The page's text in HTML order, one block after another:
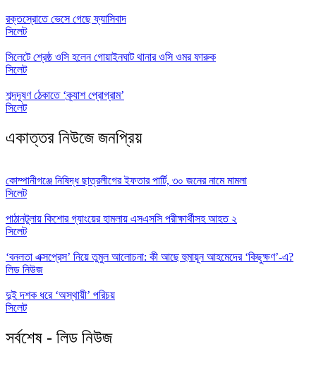
রক্তস্রোতে ভেসে গেছে ফ্যাসিবাদ
সিলেট
সিলেটে শ্রেষ্ঠ ওসি হলেন গোয়াইনঘাট থানার ওসি ওমর ফারুক
সিলেট
শব্দদূষণ ঠেকাতে ‘ক্র্যাশ প্রোগ্রাম’
সিলেট
একাত্তর নিউজে জনপ্রিয়
কোম্পানীগঞ্জে নিষিদ্ধ ছাত্রলীগের ইফতার পার্টি, ৩০ জনের নামে মামলা
সিলেট
পাঠানটুলায় কিশোর গ্যাংয়ের হামলায় এসএসসি পরীক্ষার্থীসহ আহত ২
সিলেট
‘বনলতা এক্সপ্রেস’ নিয়ে তুমুল আলোচনা: কী আছে হুমায়ূন আহমেদের ‘কিছুক্ষণ’-এ?
লিড নিউজ
দুই দশক ধরে ‘অস্থায়ী’ পরিচয়
সিলেট
সর্বশেষ - লিড নিউজ